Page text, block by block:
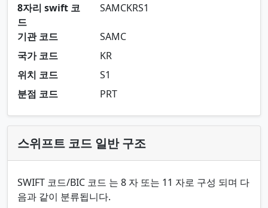
8자리 swift 코
드
SAMCKRS1
기관 코드
SAMC
국가 코드
KR
위치 코드
S1
분점 코드
PRT
스위프트 코드 일반 구조
SWIFT 코드/BIC 코드 는 8 자 또는 11 자로 구성 되며 다
음과 같이 분류됩니다.